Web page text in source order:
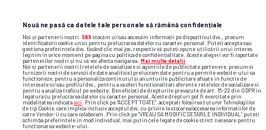
Nouă ne pasă ca datele tale personale să rămână confidențiale
Noi și partenerii noștri 589 stocăm și/sau accesăm informații pe dispozitivul dvs., precum
identificatorii cookie unici pentru prelucrarea datelor cu caracter personal. Puteți accepta sau
gestiona preferințele dvs. făcând clic mai jos, respectiv vă puteți opune utilizării unui interes
legitim în orice moment pe pagina cu politica de confidențialitate. Aceste alegeri vor fi raportate
partenerilor noștri și nu vă vor afecta navigarea. Mai multe detalii
Noi si partenerii nostri (retelele de socializare si agentiile de publicitate partenere, precum si
furnizorii nostri de servicii de date analitice) prelucram date pentru a permite website-ului sa
functioneze, pentru a personaliza continutul si anunturile publicitare afisate in functie de
interesele si/sau profilul dvs., pentru a va oferi functionalitati aferente retelelor de socializare si
pentru a analiza traficul pe website. Beneficiati de drepturile prevazute de art. 15-22 din GDPR in
legatura cu prelucrarea datelor cu caracter personal. Aceste drepturi pot fi exercitate prin
modalitatea indicataaici
. Prin click pe “ACCEPT TOATE”, acceptati folosirea tuturor Tehnologiilor
de tip Cookie, care implica inclusiv acceptul dvs. cu privire la stocarea/accesarea informatiilor de
catre Vendor-ii cu care colaboram. Prin click pe “VREAU SA MODIFIC SETARILE INDIVIDUAL” puteti
schimba preferintele in mod individual, mai putin cele legate de cookie strict necesare pentru
functionarea website-ului.